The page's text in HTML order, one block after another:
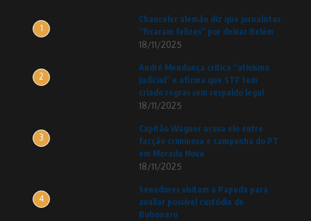
1
Chanceler alemão diz que jornalistas
“ficaram felizes” por deixar Belém
18/11/2025
2
André Mendonça critica “ativismo
judicial” e afirma que STF tem
criado regras sem respaldo legal
18/11/2025
3
Capitão Wagner acusa elo entre
facção criminosa e campanha do PT
em Morada Nova
18/11/2025
4
Senadores visitam a Papuda para
avaliar possível custódia de
Bolsonaro